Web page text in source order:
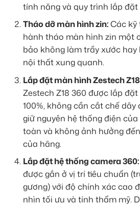
tính năng và quy trình lắp đặt
Tháo dỡ màn hình zin:Các kỹ
hành tháo màn hình zin một
bảo không làm trầy xước
nội thất xung quanh.
Lắp đặt màn hình Zestech
Zestech Z18 360 được lắp
100%, không cần cắt chế
giữ nguyên hệ thống điện
toàn và không ảnh hưởng
của hãng.
Lắp đặt hệ thống camera 360:
được gắn ở vị trí tiêu chuẩn
gương) với độ chính xác cao
nhìn tối ưu và tính thẩm mỹ.